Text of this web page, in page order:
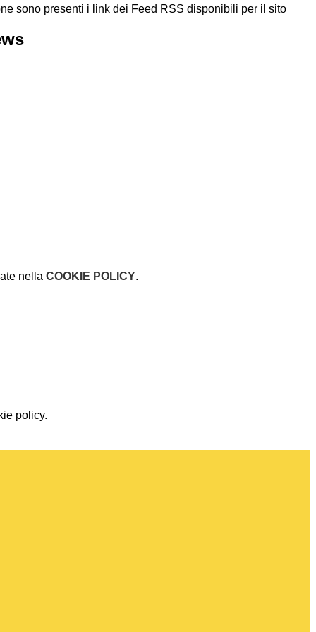
sono presenti i link dei Feed RSS disponibili per il sito
nella COOKIE POLICY.
policy.